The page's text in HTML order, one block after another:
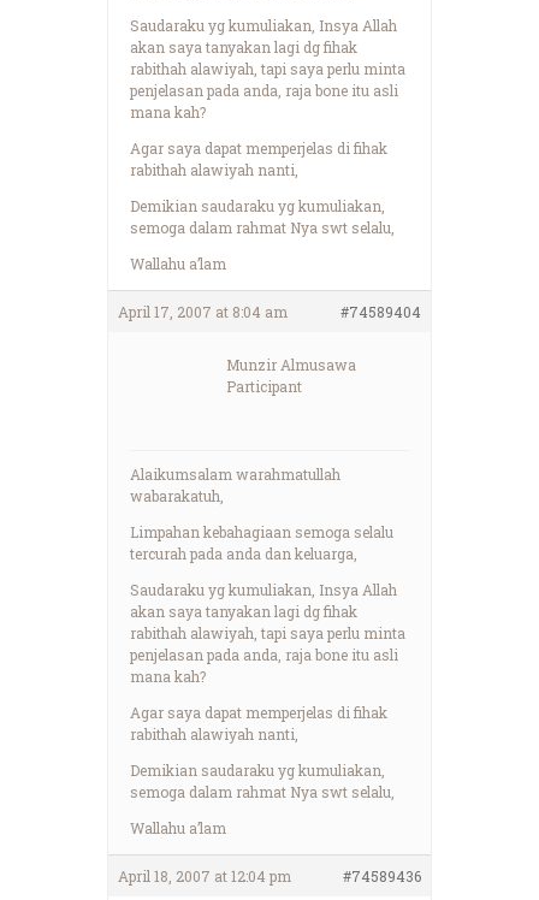
Saudaraku yg kumuliakan, Insya Allah
akan saya tanyakan lagi dg fihak
rabithah alawiyah, tapi saya perlu minta
penjelasan pada anda, raja bone itu asli
mana kah?
Agar saya dapat memperjelas di fihak
rabithah alawiyah nanti,
Demikian saudaraku yg kumuliakan,
semoga dalam rahmat Nya swt selalu,
Wallahu a’lam
April 17, 2007 at 8:04 am #74589404
Munzir Almusawa
Participant
Alaikumsalam warahmatullah
wabarakatuh,
Limpahan kebahagiaan semoga selalu
tercurah pada anda dan keluarga,
Saudaraku yg kumuliakan, Insya Allah
akan saya tanyakan lagi dg fihak
rabithah alawiyah, tapi saya perlu minta
penjelasan pada anda, raja bone itu asli
mana kah?
Agar saya dapat memperjelas di fihak
rabithah alawiyah nanti,
Demikian saudaraku yg kumuliakan,
semoga dalam rahmat Nya swt selalu,
Wallahu a’lam
April 18, 2007 at 12:04 pm #74589436